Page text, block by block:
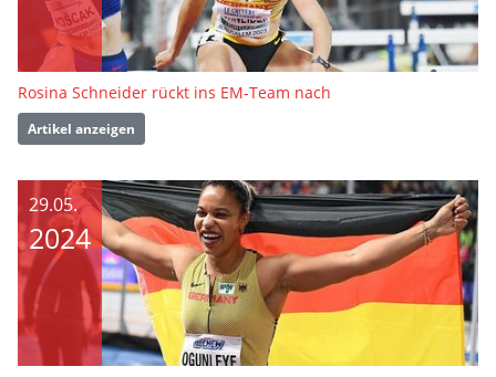
Rosina Schneider rückt ins EM-Team nach
Artikel anzeigen
29.05.
2024